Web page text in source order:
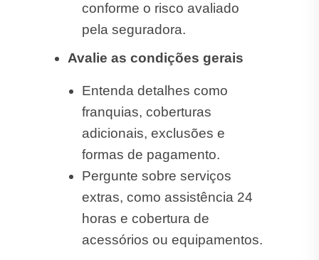
conforme o risco avaliado
pela seguradora.
Avalie as condições gerais
Entenda detalhes como
franquias, coberturas
adicionais, exclusões e
formas de pagamento.
Pergunte sobre serviços
extras, como assistência 24
horas e cobertura de
acessórios ou equipamentos.